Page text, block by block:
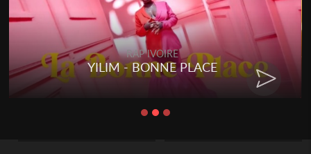
RAP IVOIRE
YILIM - BONNE PLACE